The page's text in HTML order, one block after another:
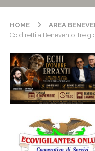
HOME AREA
Coldiretti a Benevento: tre